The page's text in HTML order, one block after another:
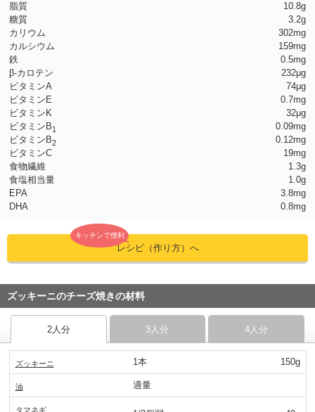
脂質
10.8g
糖質
3.2g
カリウム
302mg
カルシウム
159mg
鉄
0.5mg
β-カロテン
232μg
ビタミンA
74μg
ビタミンE
0.7mg
ビタミンK
32μg
ビタミンB1
0.09mg
ビタミンB2
0.12mg
ビタミンC
19mg
食物繊維
1.3g
食塩相当量
1.0g
EPA
3.8mg
DHA
0.8mg
キッチンで便利
レシピ（作り方）へ
ズッキーニのチーズ焼きの材料
2人分 3人分 4人分
ズッキーニ 1本 150g
油 適量
タマネギ